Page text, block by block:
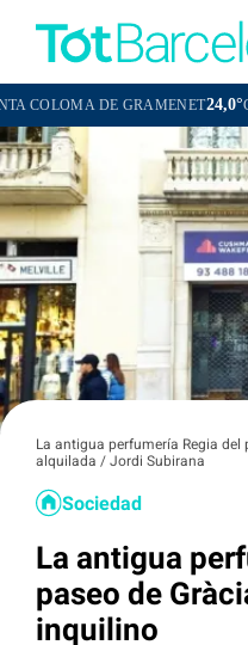
DE GRAMENET24,0°
La antigua perfumería Regia del
alquilada / Jordi Subirana
Sociedad
La antigua
paseo de
inquilino